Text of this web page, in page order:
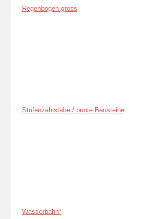
Regenbogen gross
Stufenzählstäbe / bunte Bausteine
Wasserbahn*